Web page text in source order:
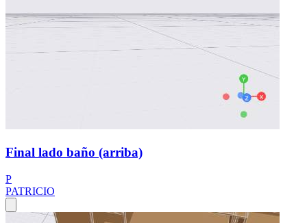
Final lado baño (arriba)
P
PATRICIO